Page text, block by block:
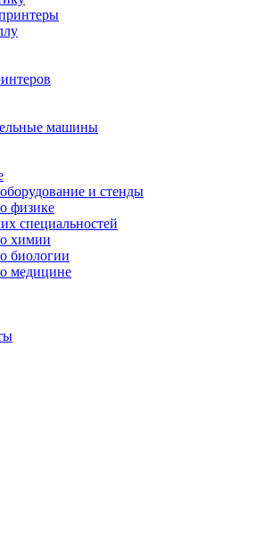
машины
и стенды
физике
специальностей
химии
биологии
медицине